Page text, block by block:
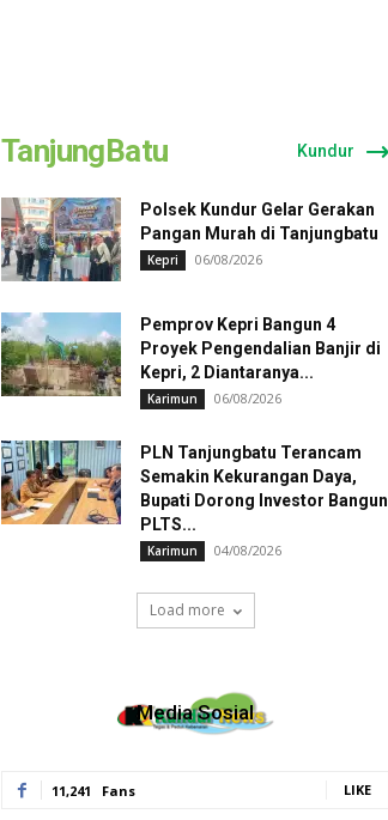
TanjungBatu Kundur
Polsek Kundur Gelar Gerakan
Pangan Murah di Tanjungbatu
Kepri 06/08/2026
Pemprov Kepri Bangun 4
Proyek Pengendalian Banjir di
Kepri, 2 Diantaranya...
Karimun 06/08/2026
PLN Tanjungbatu Terancam
Semakin Kekurangan Daya,
Bupati Dorong Investor Bangun
PLTS...
Karimun 04/08/2026
Load more
Media Sosial
11,241 Fans LIKE